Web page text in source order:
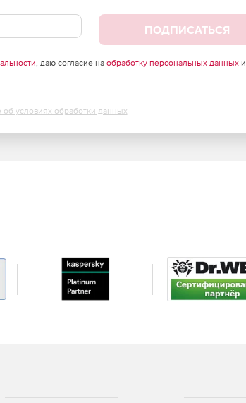
ПОДПИСАТЬСЯ
, даю согласие на обработку персональных данныхи
условиях обработки данных